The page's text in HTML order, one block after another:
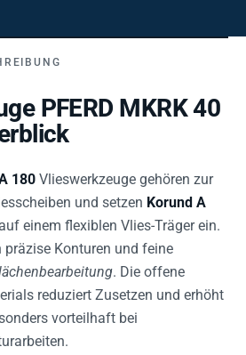
PFERD MKRK 40
180 Vlieswerkzeuge gehören zur
und setzen Korund A
auf einem flexiblen Vlies-Träger ein.
präzise Konturen und feine
. Die offene
reduziert Zusetzen und erhöht
vorteilhaft bei